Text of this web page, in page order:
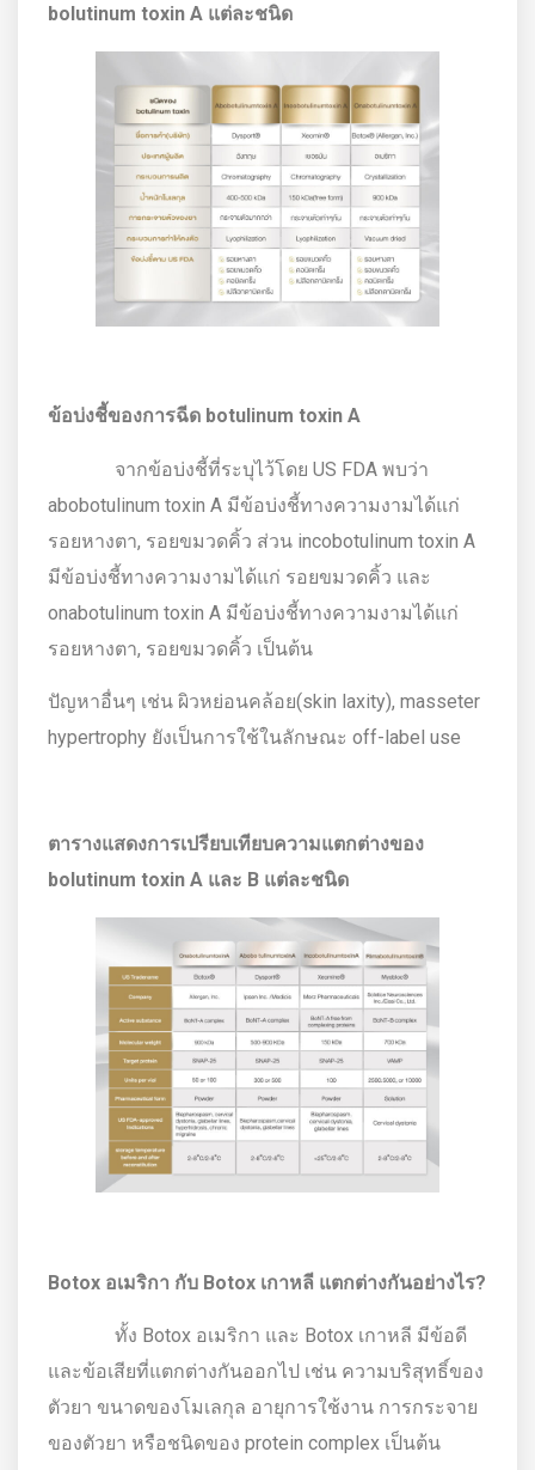
bolutinum toxin A แต่ละชนิด
ข้อบ่งชี้ของการฉีด botulinum toxin A
จากข้อบ่งชี้ที่ระบุไว้โดย US FDA พบว่า
abobotulinum toxin A มีข้อบ่งชี้ทางความงามได้แก่
รอยหางตา, รอยขมวดคิ้ว ส่วน incobotulinum toxin A
มีข้อบ่งชี้ทางความงามได้แก่ รอยขมวดคิ้ว และ
onabotulinum toxin A มีข้อบ่งชี้ทางความงามได้แก่
รอยหางตา, รอยขมวดคิ้ว เป็นต้น
ปัญหาอื่นๆ เช่น ผิวหย่อนคล้อย(skin laxity), masseter
hypertrophy ยังเป็นการใช้ในลักษณะ off-label use
ตารางแสดงการเปรียบเทียบความแตกต่างของ
bolutinum toxin A และ B แต่ละชนิด
Botox อเมริกา กับ Botox เกาหลี แตกต่างกันอย่างไร?
ทั้ง Botox อเมริกา และ Botox เกาหลี มีข้อดี
และข้อเสียที่แตกต่างกันออกไป เช่น ความบริสุทธิ์ของ
ตัวยา ขนาดของโมเลกุล อายุการใช้งาน การกระจาย
ของตัวยา หรือชนิดของ protein complex เป็นต้น